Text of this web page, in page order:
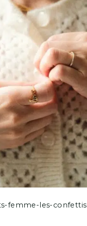
femme-les-confettis